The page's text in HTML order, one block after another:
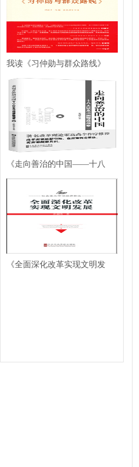
我读《习仲勋与群众路线》
《走向善治的中国——十八
《全面深化改革实现文明发